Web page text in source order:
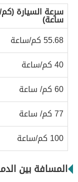
سرعة السيارة (كم/
ساعة)
55.68 كم/ساعة
40 كم/ساعة
60 كم/ ساعة
77 كم/ ساعة
100 كم/ساعة
المسافة بين